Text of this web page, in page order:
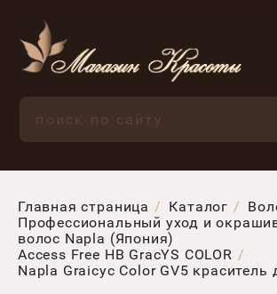
Главная страница Каталог
Профессиональный уход и
волос Napla (Япония)
Access Free HB GracYS COLOR
Napla Graicyc Color GV5 краситель